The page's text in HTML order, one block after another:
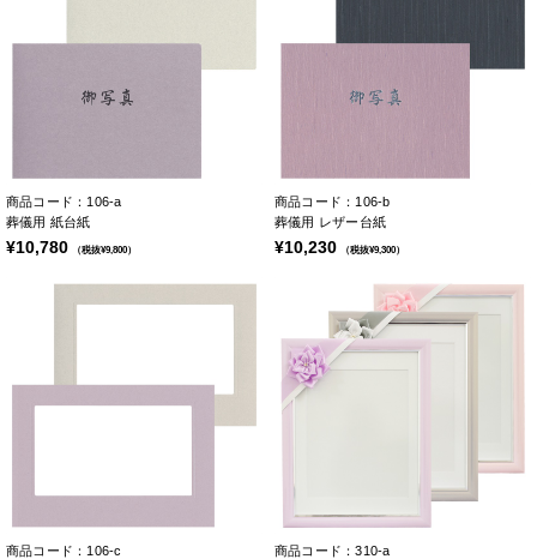
商品コード：106-a
葬儀用 紙台紙
¥10,780 （税抜¥9,800）
商品コード：106-b
葬儀用 レザー台紙
¥10,230 （税抜¥9,300）
商品コード：106-c
商品コード：310-a